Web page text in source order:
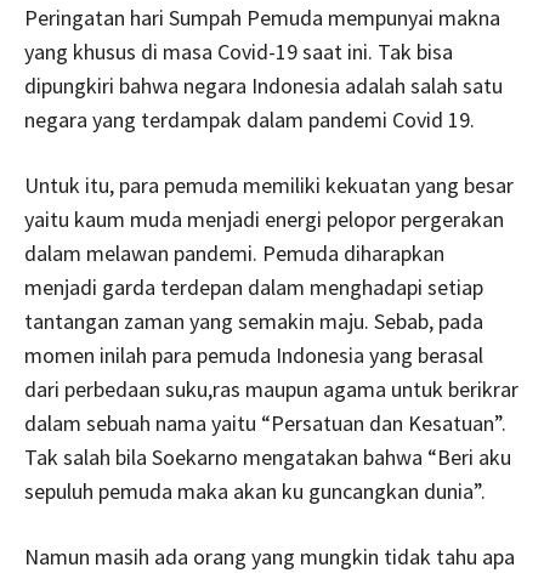
Peringatan hari Sumpah Pemuda mempunyai makna
yang khusus di masa Covid-19 saat ini. Tak bisa
dipungkiri bahwa negara Indonesia adalah salah satu
negara yang terdampak dalam pandemi Covid 19.
Untuk itu, para pemuda memiliki kekuatan yang besar
yaitu kaum muda menjadi energi pelopor pergerakan
dalam melawan pandemi. Pemuda diharapkan
menjadi garda terdepan dalam menghadapi setiap
tantangan zaman yang semakin maju. Sebab, pada
momen inilah para pemuda Indonesia yang berasal
dari perbedaan suku,ras maupun agama untuk berikrar
dalam sebuah nama yaitu “Persatuan dan Kesatuan”.
Tak salah bila Soekarno mengatakan bahwa “Beri aku
sepuluh pemuda maka akan ku guncangkan dunia”.
Namun masih ada orang yang mungkin tidak tahu apa